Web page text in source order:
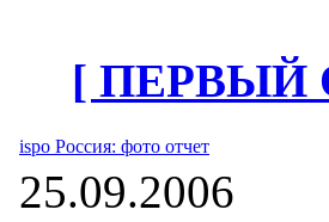
[ ПЕРВЫЙ
ispo Россия: фото отчет
25.09.2006